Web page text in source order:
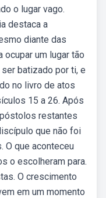
o lugar vago.
destaca a
diante das
ocupar um lugar tão
batizado por ti, e
no livro de atos
15 a 26. Após
restantes
que não foi
O que aconteceu
o escolheram para.
O crescimento
em um momento